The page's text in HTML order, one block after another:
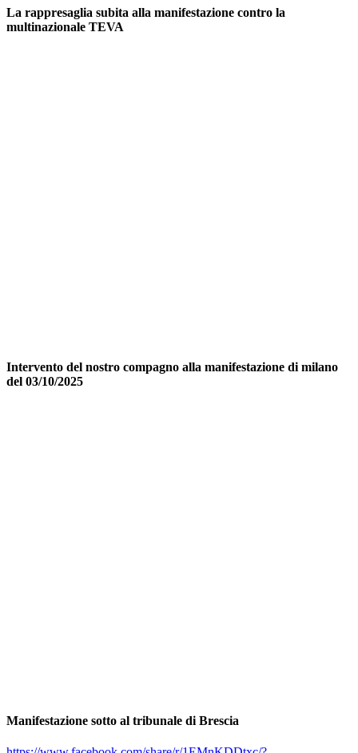
La rappresaglia subita alla manifestazione contro la
multinazionale TEVA
Intervento del nostro compagno alla manifestazione di milano
del 03/10/2025
Manifestazione sotto al tribunale di Brescia